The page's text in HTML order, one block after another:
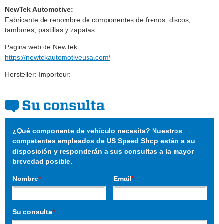
NewTek Automotive:
Fabricante de renombre de componentes de frenos: discos,
tambores, pastillas y zapatas.
Página web de NewTek:
https://newtekautomotiveusa.com/
Hersteller: Importeur:
Su consulta
¿Qué componente de vehículo necesita? Nuestros
competentes empleados de US Speed Shop están a su
disposición y responderán a sus consultas a la mayor
brevedad posible.
Nombre* Email*
Su consulta*